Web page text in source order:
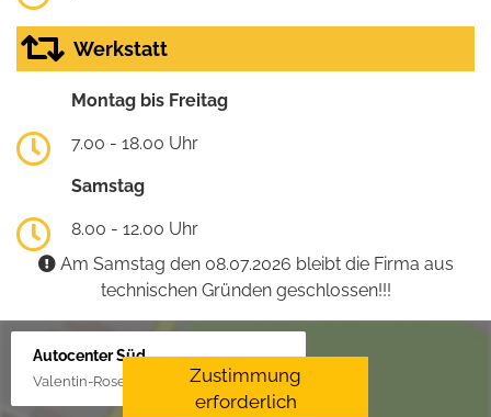
Werkstatt
Montag bis Freitag
7.00 - 18.00 Uhr
Samstag
8.00 - 12.00 Uhr
Am Samstag den 08.07.2026 bleibt die Firma aus
technischen Gründen geschlossen!!!
Autocenter Süd
Valentin-Rose-Str. 3, 16816 Neuruppin
Zustimmung
erforderlich